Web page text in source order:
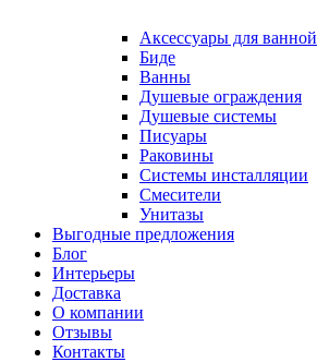
Аксессуары для ванной
Биде
Ванны
Душевые ограждения
Душевые системы
Писуары
Раковины
Системы инсталляции
Смесители
Унитазы
Выгодные предложения
Блог
Интерьеры
Доставка
О компании
Отзывы
Контакты